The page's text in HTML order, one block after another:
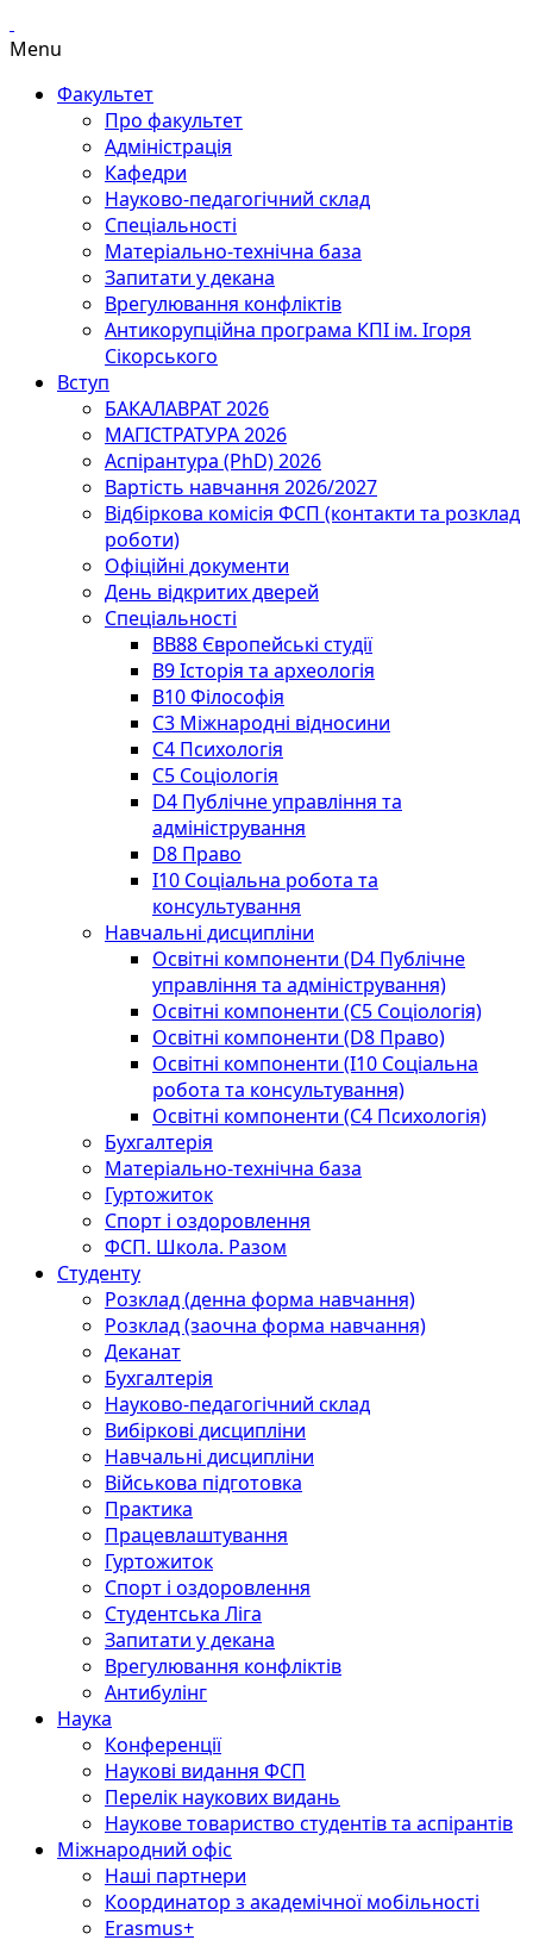
Menu
Факультет
Про факультет
Адміністрація
Кафедри
Науково-педагогічний склад
Спеціальності
Матеріально-технічна база
Запитати у декана
Врегулювання конфліктів
Антикорупційна програма КПІ ім. Ігоря
Сікорського
Вступ
БАКАЛАВРАТ 2026
МАГІСТРАТУРА 2026
Аспірантура (PhD) 2026
Вартість навчання 2026/2027
Відбіркова комісія ФСП (контакти та розклад
роботи)
Офіційні документи
День відкритих дверей
Спеціальності
BВ88 Європейські студії
B9 Історія та археологія
B10 Філософія
C3 Міжнародні відносини
C4 Психологія
С5 Соціологія
D4 Публічне управління та
адміністрування
D8 Право
I10 Соціальна робота та
консультування
Навчальні дисципліни
Освітні компоненти (D4 Публічне
управління та адміністрування)
Освітні компоненти (С5 Соціологія)
Освітні компоненти (D8 Право)
Освітні компоненти (I10 Соціальна
робота та консультування)
Освітні компоненти (С4 Психологія)
Бухгалтерія
Матеріально-технічна база
Гуртожиток
Спорт і оздоровлення
ФСП. Школа. Разом
Студенту
Розклад (денна форма навчання)
Розклад (заочна форма навчання)
Деканат
Бухгалтерія
Науково-педагогічний склад
Вибіркові дисципліни
Навчальні дисципліни
Військова підготовка
Практика
Працевлаштування
Гуртожиток
Спорт і оздоровлення
Студентська Ліга
Запитати у декана
Врегулювання конфліктів
Антибулінг
Наука
Конференції
Наукові видання ФСП
Перелік наукових видань
Наукове товариство студентів та аспірантів
Міжнародний офіс
Наші партнери
Координатор з академічної мобільності
Erasmus+